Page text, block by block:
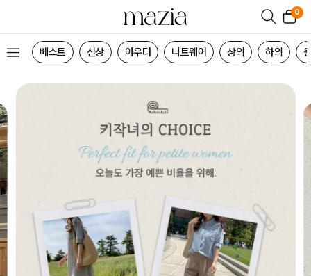
0
베스트 신상 아우터 니트웨어 상의 하의